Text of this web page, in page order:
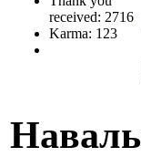
received: 2716
Karma: 123